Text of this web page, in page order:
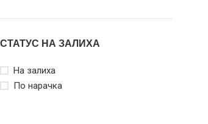
СТАТУС НА ЗАЛИХА
На залиха
По нарачка